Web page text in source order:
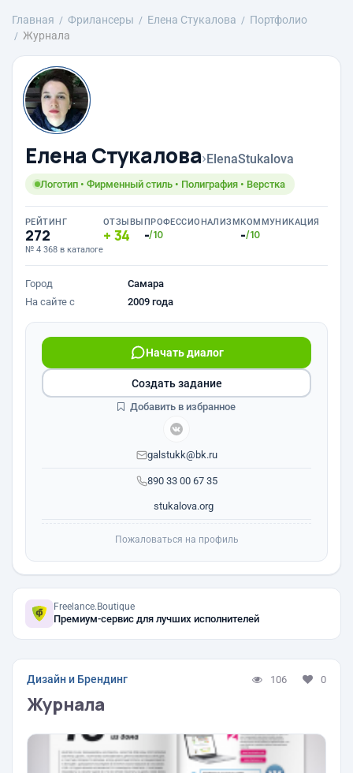
Главная Фрилансеры Елена Стукалова
Портфолио
Журнала
Елена Стукалова›ElenaStukalova
Логотип • Фирменный стиль • Полиграфия • Верстка
РЕЙТИНГ
272
№ 4 368 в каталоге
ОТЗЫВЫ
34
ПРОФЕССИОНАЛИЗМ
-/10
КОММУНИКАЦИЯ
-/10
Город
Самара
На сайте с
2009 года
890 33 00 67 35
Начать диалог
galstukk@bk.ru
stukalova.org
Создать задание
Добавить в избранное
Пожаловаться на профиль
Freelance.Boutique
Премиум-сервис для лучших исполнителей
Дизайн и Брендинг 106 0
Журнала